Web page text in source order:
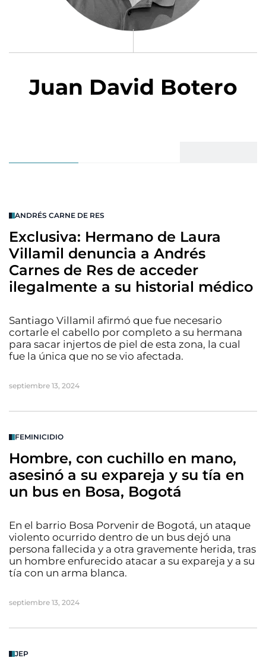
Juan David Botero
ANDRÉS CARNE DE RES
Exclusiva: Hermano de Laura
Villamil denuncia a Andrés
Carnes de Res de acceder
ilegalmente a su historial médico
Santiago Villamil afirmó que fue necesario
cortarle el cabello por completo a su hermana
para sacar injertos de piel de esta zona, la cual
fue la única que no se vio afectada.
septiembre 13, 2024
FEMINICIDIO
Hombre, con cuchillo en mano,
asesinó a su expareja y su tía en
un bus en Bosa, Bogotá
En el barrio Bosa Porvenir de Bogotá, un ataque
violento ocurrido dentro de un bus dejó una
persona fallecida y a otra gravemente herida, tras
un hombre enfurecido atacar a su expareja y a su
tía con un arma blanca.
septiembre 13, 2024
JEP